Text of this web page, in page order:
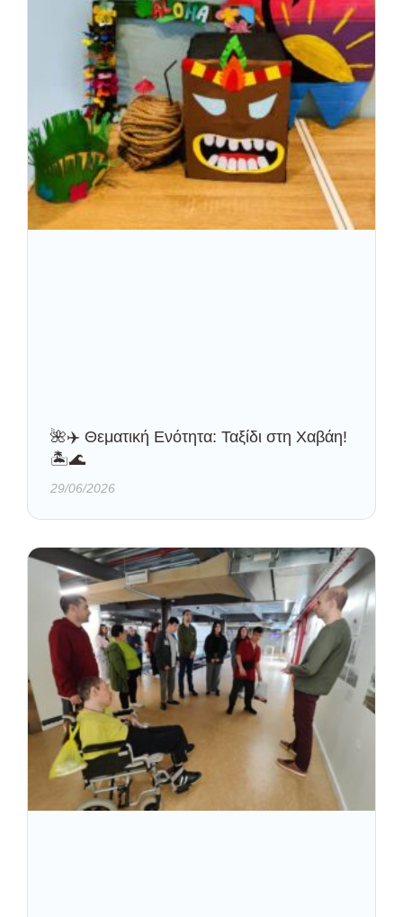
🌺✈️ Θεματική Ενότητα: Ταξίδι στη Χαβάη!
🏝️🌊
29/06/2026